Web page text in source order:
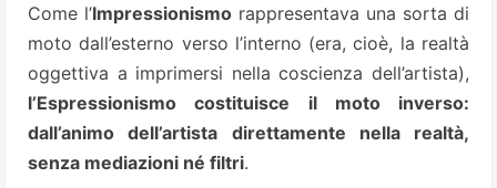
Come l’Impressionismo rappresentava una sorta di
moto dall’esterno verso l’interno (era, cioè, la realtà
oggettiva a imprimersi nella coscienza dell’artista),
l’Espressionismo costituisce il moto inverso:
dall’animo dell’artista direttamente nella realtà,
senza mediazioni né filtri.